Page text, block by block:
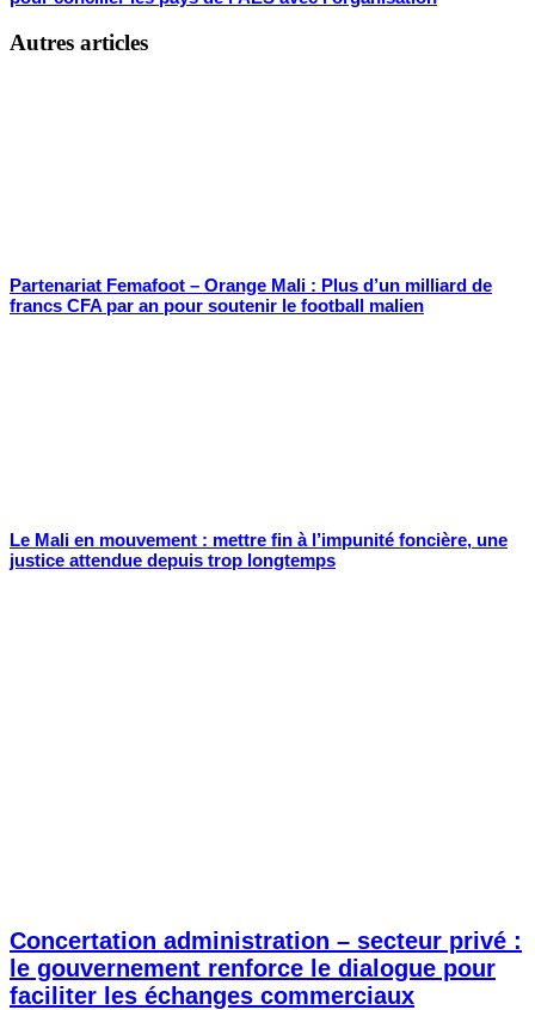
Autres articles
Partenariat Femafoot – Orange Mali : Plus d’un milliard de
francs CFA par an pour soutenir le football malien
Le Mali en mouvement : mettre fin à l’impunité foncière, une
justice attendue depuis trop longtemps
Concertation administration – secteur privé :
le gouvernement renforce le dialogue pour
faciliter les échanges commerciaux